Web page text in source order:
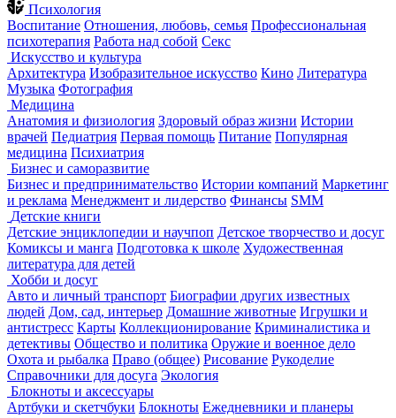
Психология
Воспитание Отношения, любовь, семья Профессиональная
психотерапия Работа над собой Секс
Искусство и культура
Архитектура Изобразительное искусство Кино Литература
Музыка Фотография
Медицина
Анатомия и физиология Здоровый образ жизни Истории
врачей Педиатрия Первая помощь Питание Популярная
медицина Психиатрия
Бизнес и саморазвитие
Бизнес и предпринимательство Истории компаний Маркетинг
и реклама Менеджмент и лидерство Финансы SMM
Детские книги
Детские энциклопедии и научпоп Детское творчество и досуг
Комиксы и манга Подготовка к школе Художественная
литература для детей
Хобби и досуг
Авто и личный транспорт Биографии других известных
людей Дом, сад, интерьер Домашние животные Игрушки и
антистресс Карты Коллекционирование Криминалистика и
детективы Общество и политика Оружие и военное дело
Охота и рыбалка Право (общее) Рисование Рукоделие
Справочники для досуга Экология
Блокноты и аксессуары
Артбуки и скетчбуки Блокноты Ежедневники и планеры